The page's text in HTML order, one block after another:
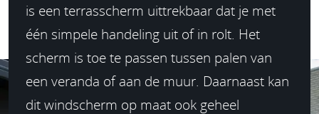
is een terrasscherm uittrekbaar dat je met
één simpele handeling uit of in rolt. Het
scherm is toe te passen tussen palen van
een veranda of aan de muur. Daarnaast kan
dit windscherm op maat ook geheel